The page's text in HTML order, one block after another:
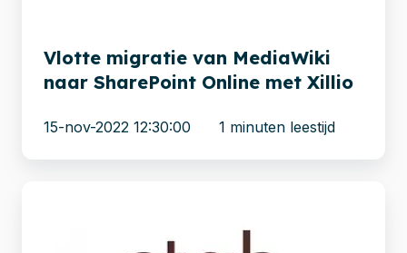
XillioVlotte migratie van MediaWiki
naar SharePoint Online met Xillio
15-nov-2022 12:30:00 1 minuten leestijd